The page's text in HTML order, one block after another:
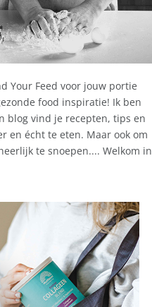
Your Feed voor jouw portie
food inspiratie! Ik ben
blog vind je recepten, tips en
en écht te eten. Maar ook om
te snoepen.... Welkom in